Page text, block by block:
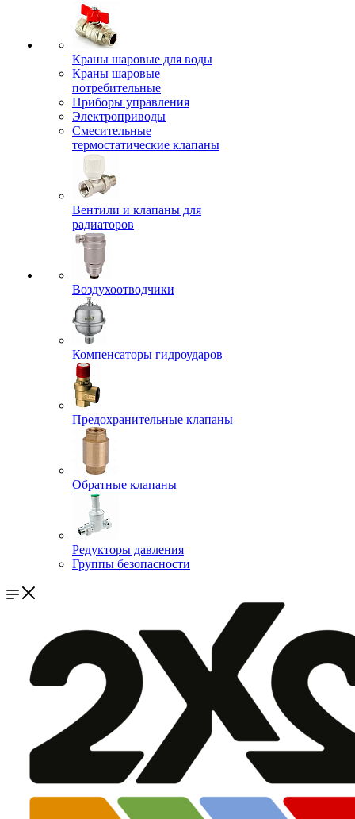
Краны шаровые для воды
Краны шаровые
потребительные
Приборы управления
Электроприводы
Смесительные
термостатические клапаны
Вентили и клапаны для
радиаторов
Воздухоотводчики
Компенсаторы гидроударов
Предохранительные клапаны
Обратные клапаны
Редукторы давления
Группы безопасности